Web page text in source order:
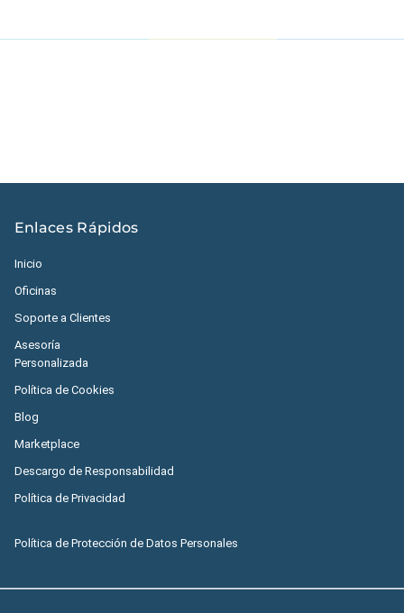
Enlaces Rápidos
Inicio
Oficinas
Soporte a Clientes
Asesoría
Personalizada
Política de Cookies
Blog
Marketplace
Descargo de Responsabilidad
Política de Privacidad
Política de Protección de Datos Personales